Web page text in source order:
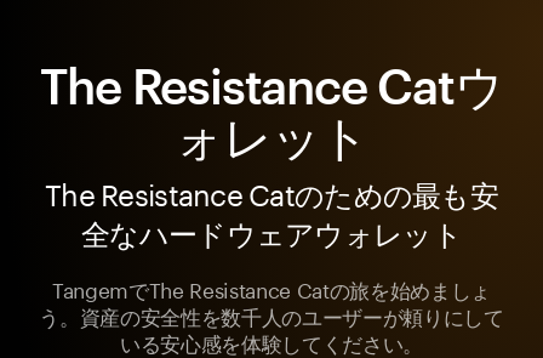
The Resistance Catウ
ォレット
The Resistance Catのための最も安
全なハードウェアウォレット
TangemでThe Resistance Catの旅を始めましょ
う。資産の安全性を数千人のユーザーが頼りにして
いる安心感を体験してください。